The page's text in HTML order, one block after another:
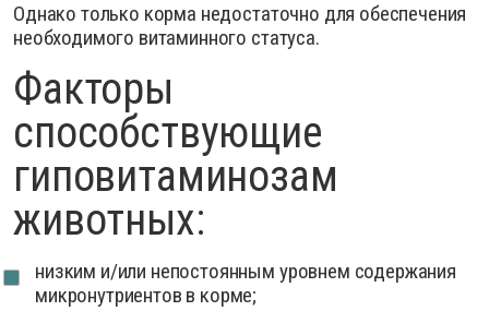
Однако только корма недостаточно для обеспечения
необходимого витаминного статуса.
Факторы
способствующие
гиповитаминозам
животных:
низким и/или непостоянным уровнем содержания
микронутриентов в корме;